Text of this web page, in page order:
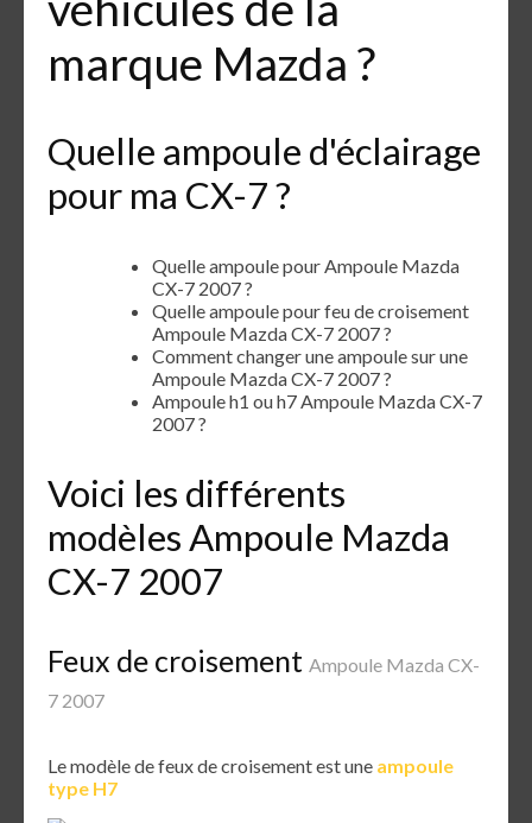
marque Mazda ?
Quelle ampoule d'éclairage
pour ma CX-7 ?
Quelle ampoule pour Ampoule Mazda
CX-7 2007 ?
Quelle ampoule pour feu de croisement
Ampoule Mazda CX-7 2007 ?
Comment changer une ampoule sur une
Ampoule Mazda CX-7 2007 ?
Ampoule h1 ou h7 Ampoule Mazda CX-7
2007 ?
Voici les différents
modèles Ampoule Mazda
CX-7 2007
Feux de croisement Ampoule Mazda CX-
7 2007
Le modèle de feux de croisement est une ampoule
type H7